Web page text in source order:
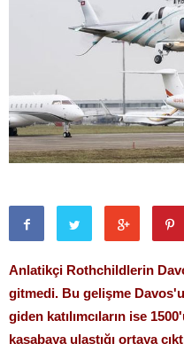
Anlatikçi Rothchildlerin
gitmedi. Bu gelişme
giden katılımcıların ise
kasabaya ulaştığı ortaya